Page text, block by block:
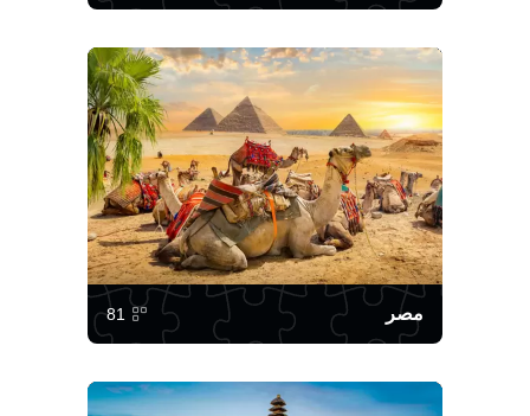
مصر 81